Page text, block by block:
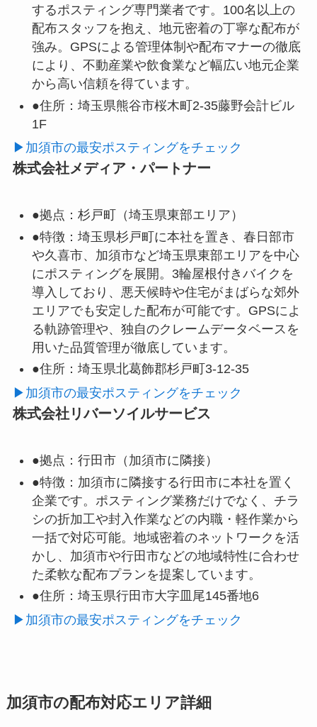
するポスティング専門業者です。100名以上の
配布スタッフを抱え、地元密着の丁寧な配布が
強み。GPSによる管理体制や配布マナーの徹底
により、不動産業や飲食業など幅広い地元企業
から高い信頼を得ています。
●住所： 埼玉県熊谷市桜木町2-35藤野会計ビル
1F
▶加須市の最安ポスティングをチェック
株式会社メディア・パートナー
●拠点： 杉戸町（埼玉県東部エリア）
●特徴： 埼玉県杉戸町に本社を置き、春日部市
や久喜市、加須市など埼玉県東部エリアを中心
にポスティングを展開。3輪屋根付きバイクを
導入しており、悪天候時や住宅がまばらな郊外
エリアでも安定した配布が可能です。GPSによ
る軌跡管理や、独自のクレームデータベースを
用いた品質管理が徹底しています。
●住所： 埼玉県北葛飾郡杉戸町3-12-35
▶加須市の最安ポスティングをチェック
株式会社リバーソイルサービス
●拠点： 行田市（加須市に隣接）
●特徴： 加須市に隣接する行田市に本社を置く
企業です。ポスティング業務だけでなく、チラ
シの折加工や封入作業などの内職・軽作業から
一括で対応可能。地域密着のネットワークを活
かし、加須市や行田市などの地域特性に合わせ
た柔軟な配布プランを提案しています。
●住所： 埼玉県行田市大字皿尾145番地6
▶加須市の最安ポスティングをチェック
加須市の配布対応エリア詳細